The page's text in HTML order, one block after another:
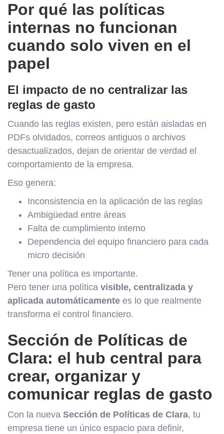
Por qué las políticas
internas no funcionan
cuando solo viven en el
papel
El impacto de no centralizar las
reglas de gasto
Cuando las reglas existen, pero están aisladas en
PDFs olvidados, correos antiguos o archivos
desactualizados, dejan de orientar de verdad el
comportamiento de la empresa.
Eso genera:
Inconsistencia en la aplicación de las reglas
Ambigüedad entre áreas
Falta de cumplimiento interno
Dependencia del equipo financiero para cada
micro decisión
Tener una política es importante.
Pero tener una política visible, centralizada y
aplicada automáticamente es lo que realmente
transforma el control financiero.
Sección de Políticas de
Clara: el hub central para
crear, organizar y
comunicar reglas de gasto
Con la nueva Sección de Políticas de Clara, tu
empresa tiene un único espacio para definir,